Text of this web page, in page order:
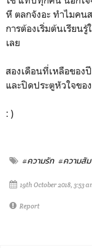
หึ ตลกจังอะ ทำไมคน
การต้องเริ่มต้นเรียน
เลย
สองเดือนที่เหลือของ
และปิดประตูหัวใจขอ
: )
#ความรัก #ความสั
19th October 2018, 3:53
Report